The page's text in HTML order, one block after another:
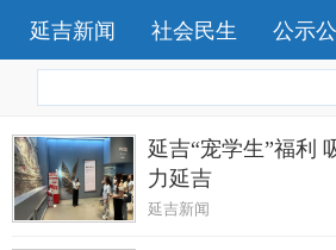
延吉新闻 社会民生 公示
延吉“宠学生”福利
力延吉
延吉新闻